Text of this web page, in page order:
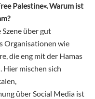
Palestine«. Warum ist
über gut
Organisationen wie
die eng mit der Hamas
mischen sich
über Social Media ist